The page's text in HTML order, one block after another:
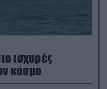
ισχυρές
κόσμο